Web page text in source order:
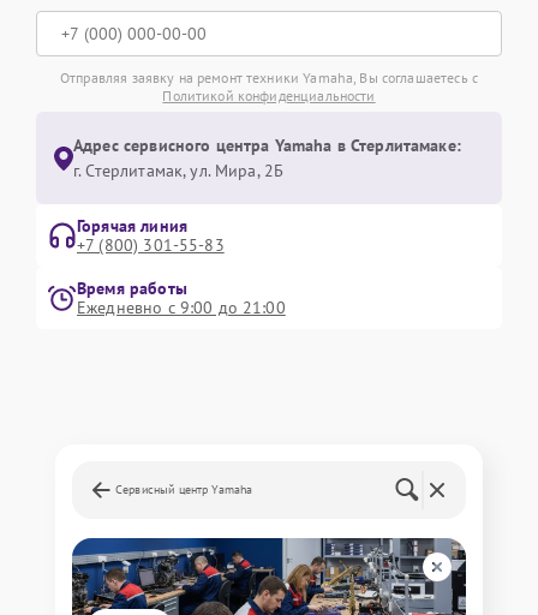
Отправляя заявку на ремонт техники Yamaha, Вы соглашаетесь с
Политикой конфиденциальности
Адрес сервисного центра Yamaha в Стерлитамаке:
г. Стерлитамак, ул. Мира, 2Б
Горячая линия
+7 (800) 301-55-83
Время работы
Ежедневно с 9:00 до 21:00
Сервисный центр Yamaha